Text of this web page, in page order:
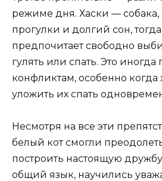
режиме дня. Хаски — собака,
прогулки и долгий сон,
предпочитает свободно
гулять или спать. Это
конфликтам, особенно когда
уложить их спать
Несмотря на все эти
белый кот смогли
построить настоящую
общий язык, научились